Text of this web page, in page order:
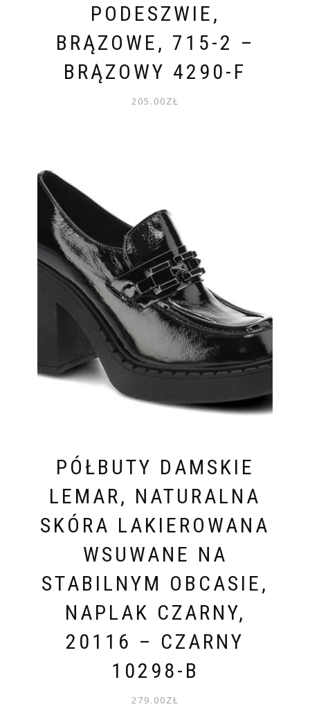
PODESZWIE,
BRĄZOWE, 715-2 –
BRĄZOWY 4290-F
205.00ZŁ
PÓŁBUTY DAMSKIE
LEMAR, NATURALNA
SKÓRA LAKIEROWANA
WSUWANE NA
STABILNYM OBCASIE,
NAPLAK CZARNY,
20116 – CZARNY
10298-B
279.00ZŁ